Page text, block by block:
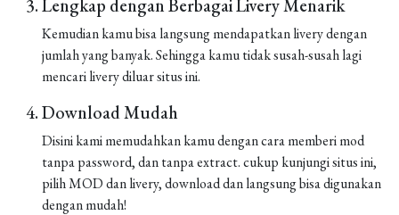
Lengkap dengan Berbagai Livery Menarik
Kemudian kamu bisa langsung mendapatkan livery dengan
jumlah yang banyak. Sehingga kamu tidak susah-susah lagi
mencari livery diluar situs ini.
Download Mudah
Disini kami memudahkan kamu dengan cara memberi mod
tanpa password, dan tanpa extract. cukup kunjungi situs ini,
pilih MOD dan livery, download dan langsung bisa digunakan
dengan mudah!